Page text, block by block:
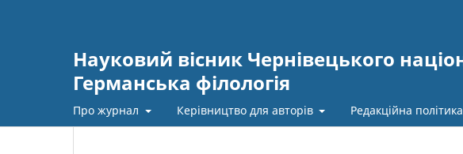
Науковий вісник Чернівецького
Германська філологія
Про журнал Керівництво для авторів Редакційна політика